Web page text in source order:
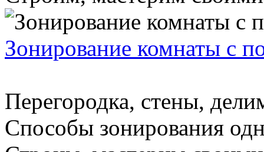
Зонирование комнаты с
Перегородка, стены,
Способы зонирования